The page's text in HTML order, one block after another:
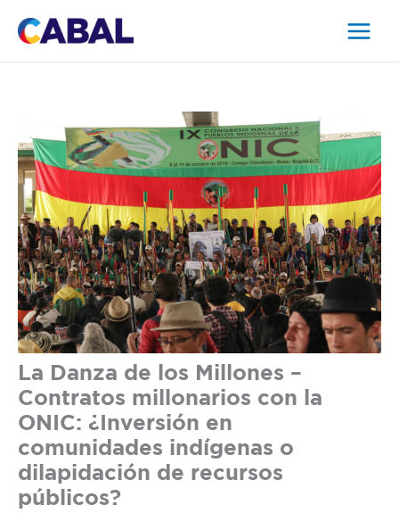
La Danza de los Millones –
Contratos millonarios con la
ONIC: ¿Inversión en
comunidades indígenas o
dilapidación de recursos
públicos?